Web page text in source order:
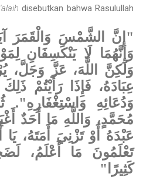
disebutkan bahwa Rasulullah
"إِنَّ الشَّمْسَ وَالْقَمَرَ
وَإِنَّهُمَا لَا يَنْكَسِفَانِ
وَلَكِنَّ اللَّهَ، عَزَّ وَجَلَّ،
عِبَادَهُ، فَإِذَا رَأَيْتُمْ
وَدُعَائِهِ
مُحَمَّدٍ، وَاللَّهِ مَا أَحَدٌ
عَبْدَهُ أَوْ تَزْنِيَ أَمَتَهُ،
تَعْلَمُونَ مَا أَعْلَمُ،
كَثِيرًا"